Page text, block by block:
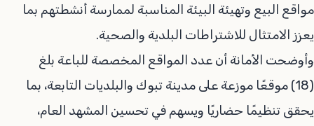
مواقع البيع وتهيئة البيئة المناسبة لممارسة أنشطتهم بما
يعزز الامتثال للاشتراطات البلدية والصحية.
وأوضحت الأمانة أن عدد المواقع المخصصة للباعة بلغ
(18) موقعًا موزعة على مدينة تبوك والبلديات التابعة، بما
يحقق تنظيمًا حضاريًا ويسهم في تحسين المشهد العام،